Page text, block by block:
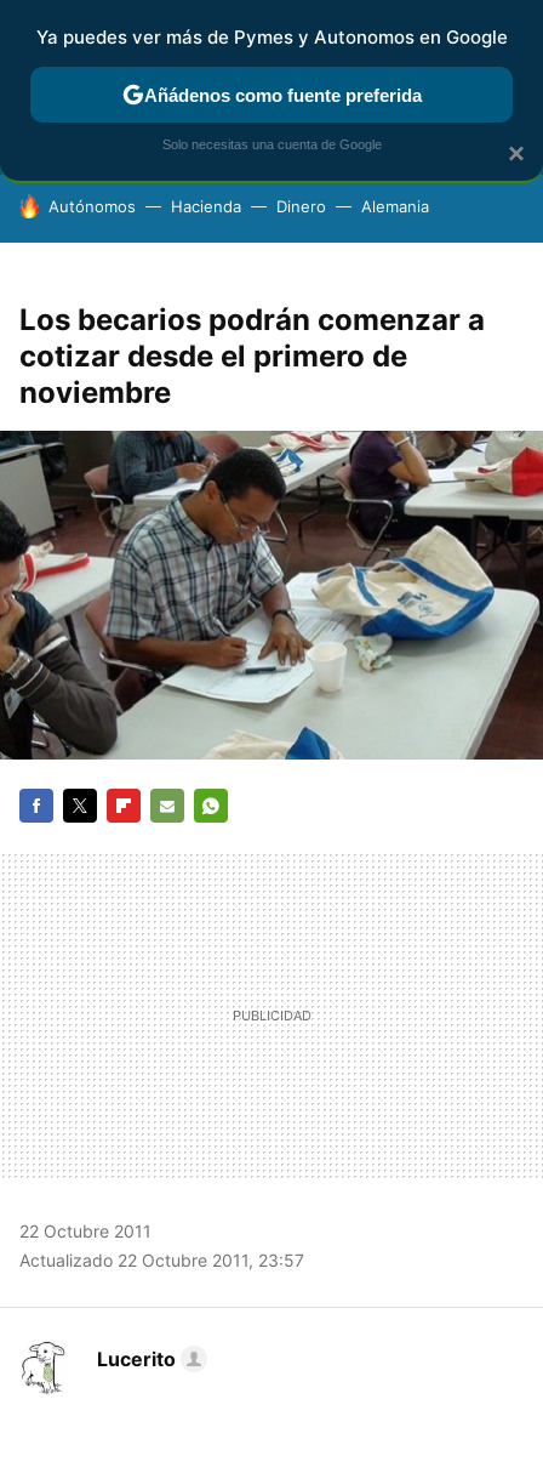
FISCALIDAD Y CONTABILIDAD KIT DIGITAL RENTA
HOY SE HABLA DE
Autónomos Hacienda Dinero Alemania
Los becarios podrán comenzar a
cotizar desde el primero de
noviembre
MAIL
22 Octubre 2011
Actualizado 22 Octubre 2011, 23:57
Lucerito
×
Ya puedes ver más de Pymes y Autonomos en Google
Añádenos como fuente preferida
Solo necesitas una cuenta de Google